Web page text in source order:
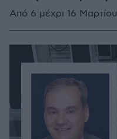
Από 6 μέχρι 16 Μαρτίου